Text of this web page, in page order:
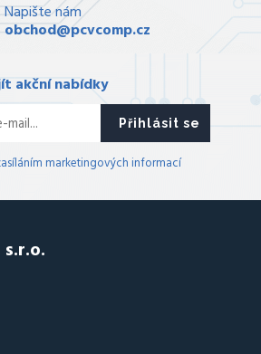
Napište nám
obchod@pcvcomp.cz
akční nabídky
Přihlásit se
marketingových informací